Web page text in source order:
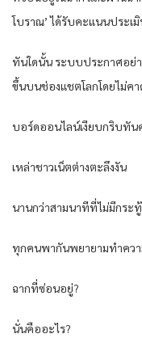
โบราณ’ ได้รับคะแนนประเมิ
ทันใดนั้น ระบบประกาศอย่า
ขึ้นบนช่องแชตโลกโดยไม่ค
บอร์ดออนไลน์เงียบกริบทัน
เหล่าชาวเน็ตต่างตะลึงงัน
นานกว่าสามนาทีที่ไม่มีกร
ทุกคนพากันพยายามทำควา
ฉากที่ซ่อนอยู่?
นั่นคืออะไร?